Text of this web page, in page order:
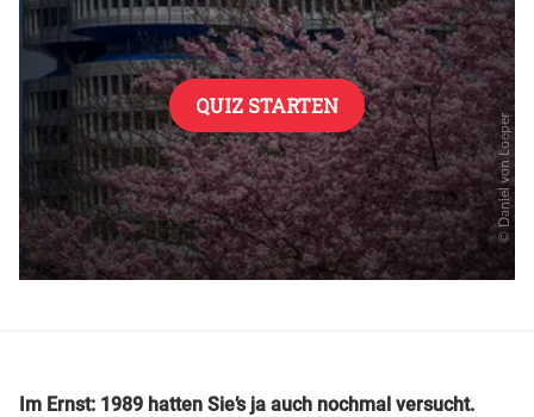
Im Ernst: 1989 hatten Sie’s ja auch nochmal versucht.